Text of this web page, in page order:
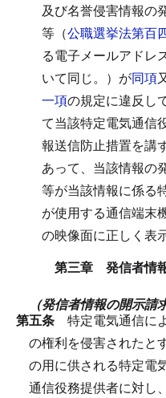
及び名誉侵害情報の
等（公職選挙法第百
る電子メールアドレ
いて同じ。）が同項
一項の規定に違反し
て当該特定電気通信
報送信防止措置を講
あって、当該情報の
等が当該情報に係る
が使用する通信端末
の映像面に正しく表
第三章 発信者情
（発信者情報の開示請
第五条 特定電気通信に
の権利を侵害されたと
の用に供される特定電
通信役務提供者に対し